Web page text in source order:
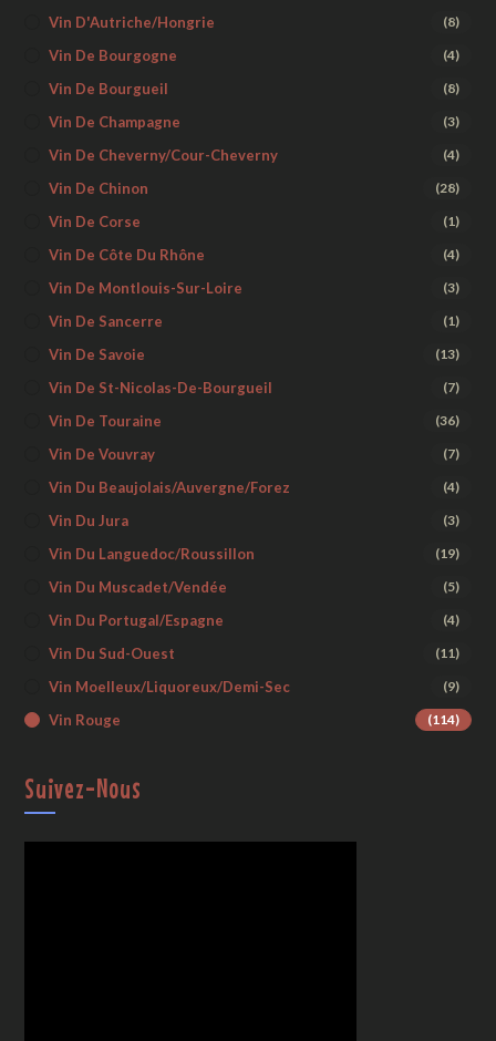
Vin D'Autriche/Hongrie (8)
Vin De Bourgogne (4)
Vin De Bourgueil (8)
Vin De Champagne (3)
Vin De Cheverny/Cour-Cheverny (4)
Vin De Chinon (28)
Vin De Corse (1)
Vin De Côte Du Rhône (4)
Vin De Montlouis-Sur-Loire (3)
Vin De Sancerre (1)
Vin De Savoie (13)
Vin De St-Nicolas-De-Bourgueil (7)
Vin De Touraine (36)
Vin De Vouvray (7)
Vin Du Beaujolais/Auvergne/Forez (4)
Vin Du Jura (3)
Vin Du Languedoc/Roussillon (19)
Vin Du Muscadet/Vendée (5)
Vin Du Portugal/Espagne (4)
Vin Du Sud-Ouest (11)
Vin Moelleux/liquoreux/demi-Sec (9)
Vin Rouge (114)
Suivez-Nous